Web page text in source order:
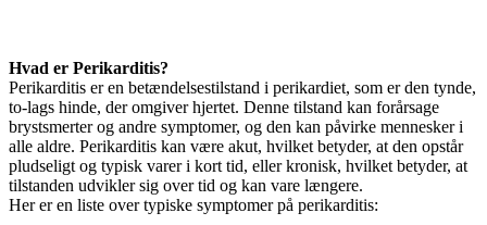
Hvad er Perikarditis?
Perikarditis er en betændelsestilstand i perikardiet, som er den tynde,
to-lags hinde, der omgiver hjertet. Denne tilstand kan forårsage
brystsmerter og andre symptomer, og den kan påvirke mennesker i
alle aldre. Perikarditis kan være akut, hvilket betyder, at den opstår
pludseligt og typisk varer i kort tid, eller kronisk, hvilket betyder, at
tilstanden udvikler sig over tid og kan vare længere.
Her er en liste over typiske symptomer på perikarditis: